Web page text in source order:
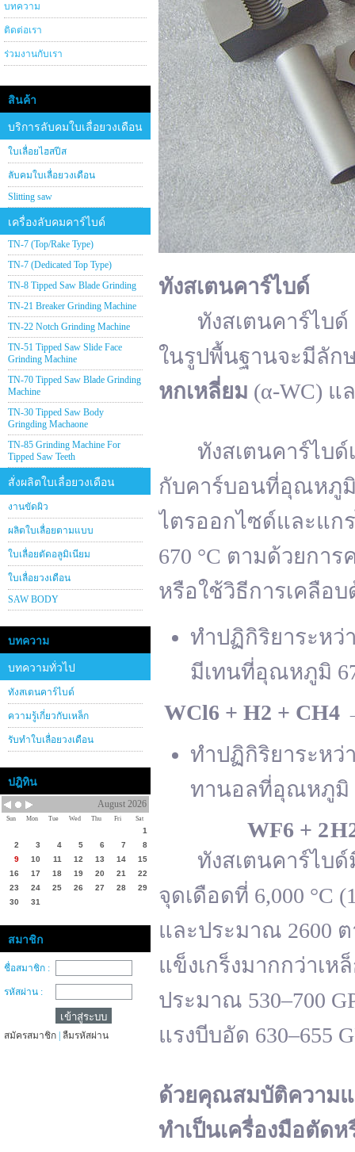
บทความ
ติดต่อเรา
ร่วมงานกับเรา
สินค้า
บริการลับคมใบเลื่อยวงเดือน
ใบเลื่อยไฮสปีส
ลับคมใบเลื่อยวงเดือน
Slitting saw
เครื่องลับคมคาร์ไบด์
TN-7 (Top/Rake Type)
TN-7 (Dedicated Top Type)
TN-8 Tipped Saw Blade Grinding
TN-21 Breaker Grinding Machine
TN-22 Notch Grinding Machine
TN-51 Tipped Saw Slide Face
Grinding Machine
TN-70 Tipped Saw Blade Grinding
Machine
TN-30 Tipped Saw Body
Gringding Machaone
TN-85 Grinding Machine For
Tipped Saw Teeth
สั่งผลิตใบเลื่อยวงเดือน
งานขัดผิว
ผลิตใบเลื่อยตามแบบ
ใบเลื่อยตัดอลูมิเนียม
ใบเลื่อยวงเดือน
SAW BODY
บทความ
บทความทั่วไป
ทังสเตนคาร์ไบด์
ความรู้เกี่ยวกับเหล็ก
รับทำใบเลื่อยวงเดือน
ปฎิทิน
August 2026
Sun Mon Tue Wed Thu Fri Sat
1
2
3 4 5 6 7
8
9
10 11 12 13 14
15
16
17 18 19 20 21
22
23
24 25 26 27 28
29
30
31
สมาชิก
ชื่อสมาชิก :
รหัสผ่าน :
สมัครสมาชิก ลืมรหัสผ่าน
ทังสเตนคาร์ไบด์
ทังสเตนคาร์ไบด์ (
ในรูปพื้นฐานจะมีลัก
หกเหลี่ยม (α-WC) แ
ทังสเตนคาร์ไบด์เ
กับคาร์บอนที่อุณหภูมิ
ไตรออกไซด์และแก
670 °C ตามด้วยกา
หรือใช้วิธีการเคลือบ
ทำปฏิกิริยาระหว่
มีเทนที่อุณหภูมิ
WCl6 + H2 + CH4
ทำปฏิกิริยาระหว่
ทานอลที่อุณหภูมิ
WF6 + 2 H
ทังสเตนคาร์ไบด์มี
จุดเดือดที่ 6,000 °C
และประมาณ 2600
แข็งเกร็งมากกว่าเ
ประมาณ 530–700
แรงบีบอัด 630–655
ด้วยคุณสมบัติความแ
ทำเป็นเครื่องมือตัดห